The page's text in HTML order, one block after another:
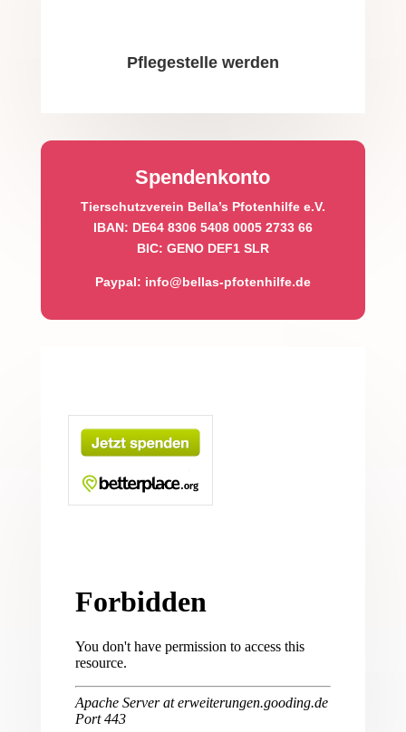
Pflegestelle werden
Spendenkonto
Tierschutzverein Bella’s Pfotenhilfe e.V.
IBAN: DE64 8306 5408 0005 2733 66
BIC: GENO DEF1 SLR
Paypal: info@bellas-pfotenhilfe.de